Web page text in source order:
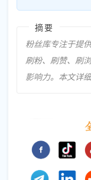
摘要
粉丝库专注于提
刷粉、刷赞、刷
影响力。本文详